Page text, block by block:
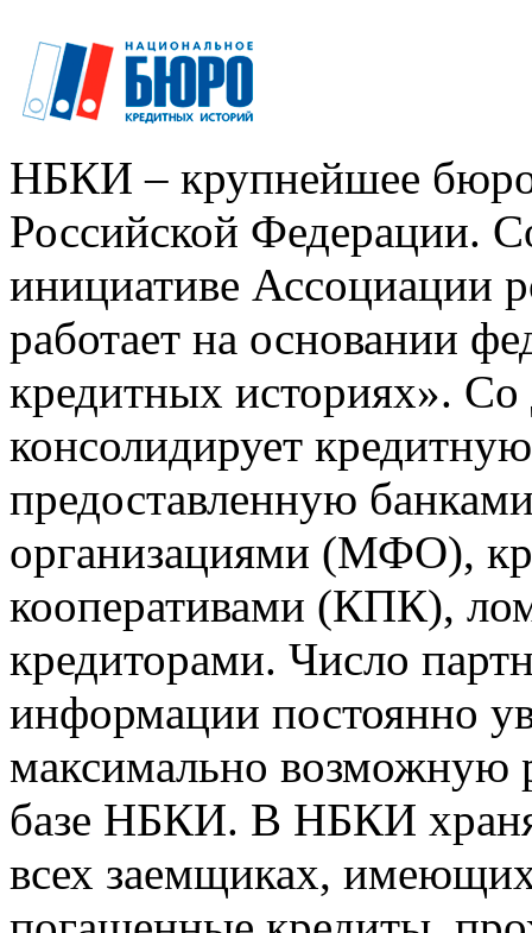
НБКИ – крупнейшее
Российской Федерации.
инициативе Ассоциации
работает на основании
кредитных историях».
консолидирует
предоставленную
организациями (МФО),
кооперативами (КПК),
кредиторами. Число
информации постоянно
максимально возможную
базе НБКИ. В НБКИ
всех заемщиках,